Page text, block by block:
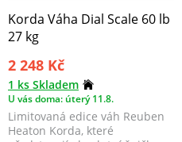
Korda Váha Dial Scale 60 lb
27 kg
2 248 Kč
1 ks Skladem
U vás doma: úterý 11.8.
Limitovaná edice váh Reuben
Heaton Korda, které